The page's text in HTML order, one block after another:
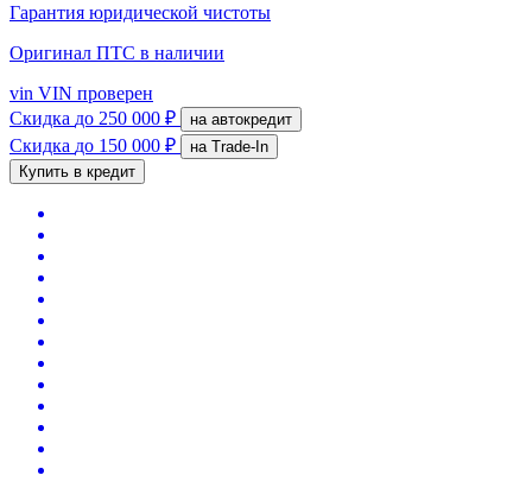
Гарантия юридической чистоты
Оригинал ПТС в наличии
vin VIN проверен
Скидка до 250 000 ₽ на автокредит
Скидка до 150 000 ₽
на Trade-In
Купить в кредит